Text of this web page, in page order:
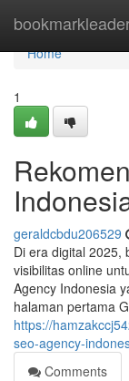
Home
Home
1
geraldcbdu206529
Di era digital 2025,
visibilitas online
Agency Indonesia
halaman pertama
https://
seo-agency-
Comments